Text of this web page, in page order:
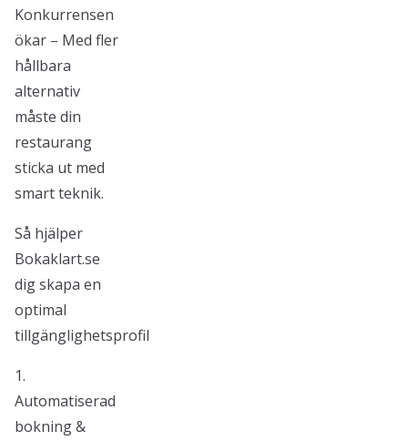
Konkurrensen
ökar – Med fler
hållbara
alternativ
måste din
restaurang
sticka ut med
smart teknik.
Så hjälper
Bokaklart.se
dig skapa en
optimal
tillgänglighetsprofil
1.
Automatiserad
bokning &